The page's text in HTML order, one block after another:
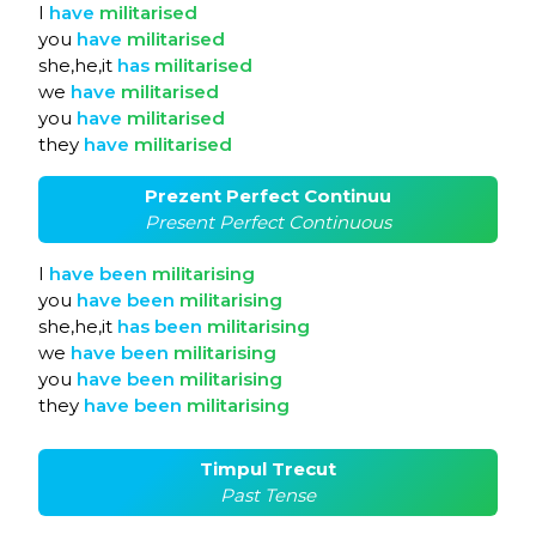
I have militarised
you have militarised
she,he,it has militarised
we have militarised
you have militarised
they have militarised
Prezent Perfect Continuu
Present Perfect Continuous
I have been militarising
you have been militarising
she,he,it has been militarising
we have been militarising
you have been militarising
they have been militarising
Timpul Trecut
Past Tense